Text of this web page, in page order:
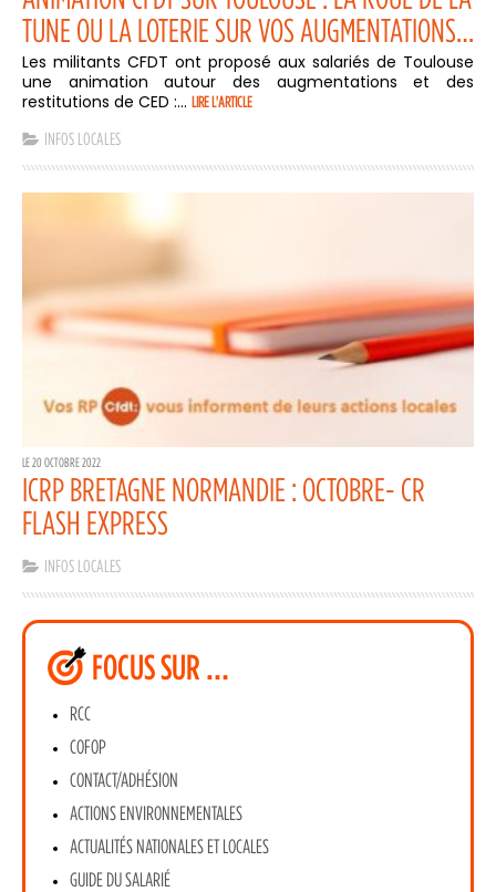
TUNE OU LA LOTERIE SUR VOS AUGMENTATIONS…
Les militants CFDT ont proposé aux salariés de Toulouse
une animation autour des augmentations et des
restitutions de CED :... LIRE L'ARTICLE
INFOS LOCALES
LE 20 OCTOBRE 2022
ICRP BRETAGNE NORMANDIE : OCTOBRE- CR
FLASH EXPRESS
INFOS LOCALES
FOCUS SUR …
RCC
COFOP
CONTACT/ADHÉSION
ACTIONS ENVIRONNEMENTALES
ACTUALITÉS NATIONALES ET LOCALES
GUIDE DU SALARIÉ